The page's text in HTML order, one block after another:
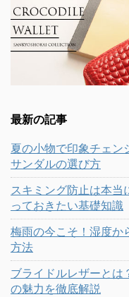
最新の記事
夏の小物で印象チェン
サンダルの選び方
スキミング防止は本当
っておきたい基礎知識
梅雨の今こそ！湿度か
方法
ブライドルレザーとは
の魅力を徹底解説